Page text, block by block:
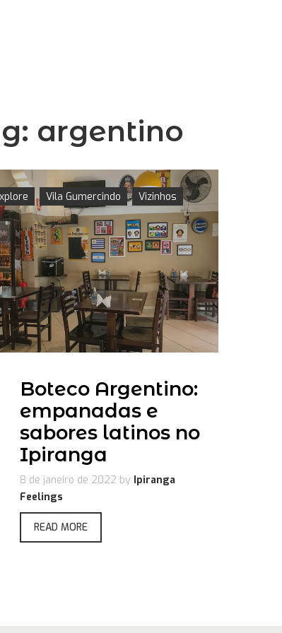
argentino
Vila Gumercindo Vizinhos
Boteco Argentino:
empanadas e
sabores latinos no
Ipiranga
8 de janeiro de 2022 by Ipiranga
Feelings
READ MORE